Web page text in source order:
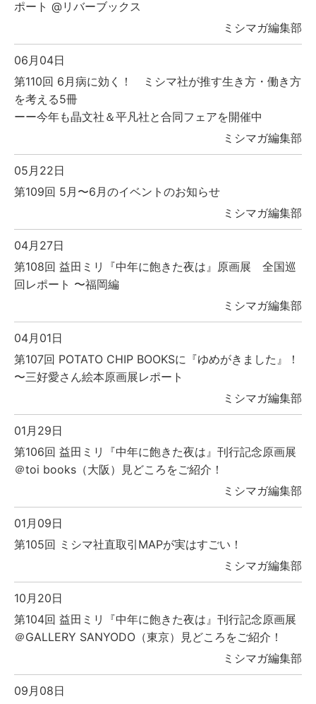
ポート @リバーブックス
ミシマガ編集部
06月04日
第110回 6月病に効く！ ミシマ社が推す生き方・働き方
を考える5冊
ーー今年も晶文社＆平凡社と合同フェアを開催中
ミシマガ編集部
05月22日
第109回 5月〜6月のイベントのお知らせ
ミシマガ編集部
04月27日
第108回 益田ミリ『中年に飽きた夜は』原画展 全国巡
回レポート 〜福岡編
ミシマガ編集部
04月01日
第107回 POTATO CHIP BOOKSに『ゆめがきました』！
〜三好愛さん絵本原画展レポート
ミシマガ編集部
01月29日
第106回 益田ミリ『中年に飽きた夜は』刊行記念原画展
＠toi books（大阪）見どころをご紹介！
ミシマガ編集部
01月09日
第105回 ミシマ社直取引MAPが実はすごい！
ミシマガ編集部
10月20日
第104回 益田ミリ『中年に飽きた夜は』刊行記念原画展
＠GALLERY SANYODO（東京）見どころをご紹介！
ミシマガ編集部
09月08日